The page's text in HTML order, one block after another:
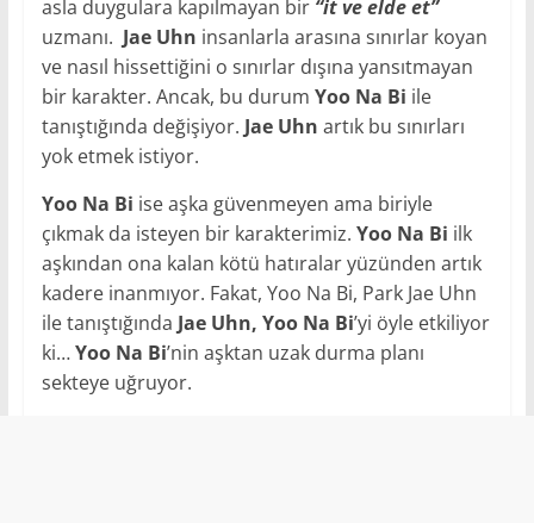
asla duygulara kapılmayan bir “it ve elde et”
uzmanı. Jae Uhn insanlarla arasına sınırlar koyan
ve nasıl hissettiğini o sınırlar dışına yansıtmayan
bir karakter. Ancak, bu durum Yoo Na Bi ile
tanıştığında değişiyor. Jae Uhn artık bu sınırları
yok etmek istiyor.
Yoo Na Bi ise aşka güvenmeyen ama biriyle
çıkmak da isteyen bir karakterimiz. Yoo Na Bi ilk
aşkından ona kalan kötü hatıralar yüzünden artık
kadere inanmıyor. Fakat, Yoo Na Bi, Park Jae Uhn
ile tanıştığında Jae Uhn, Yoo Na Bi’yi öyle etkiliyor
ki…Yoo Na Bi’nin aşktan uzak durma planı
sekteye uğruyor.